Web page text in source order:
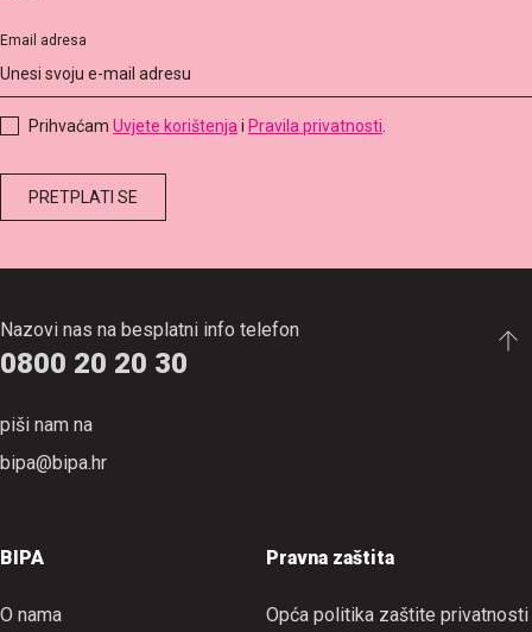
Nazovi nas na besplatni info telefon
0800 20 20 30
piši nam na
bipa@bipa.hr
BIPA
O nama
Pravna zaštita
Opća politika zaštite privatnosti
Email adresa
Prihvaćam Uvjete korištenja i Pravila privatnosti